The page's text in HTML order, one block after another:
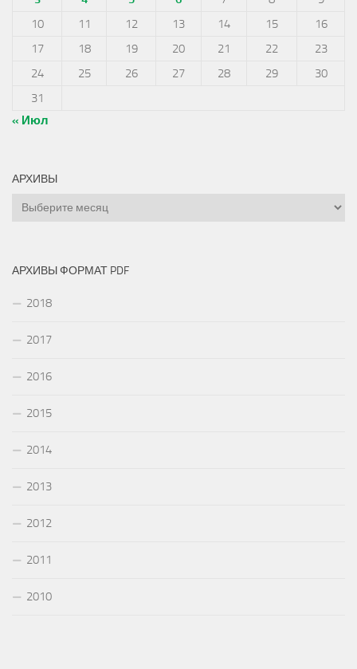
10
11 12 13 14 15
16
17
18 19 20 21 22
23
24
25 26 27 28 29
30
31
« Июл
АРХИВЫ
Архивы
АРХИВЫ ФОРМАТ PDF
2018
2017
2016
2015
2014
2013
2012
2011
2010